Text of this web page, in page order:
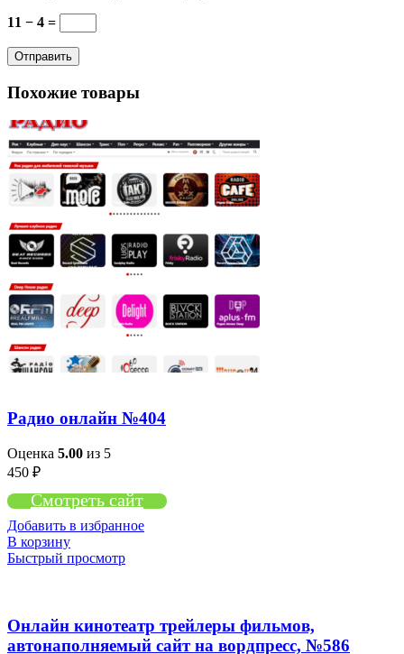
11 − 4 =
Похожие товары
Радио онлайн №404
Оценка 5.00 из 5
450 ₽
Смотреть сайт
Добавить в избранное
В корзину
Быстрый просмотр
Онлайн кинотеатр трейлеры фильмов,
автонаполняемый сайт на вордпресс, №586